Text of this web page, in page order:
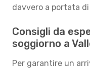
davvero a portata
Consigli da
soggiorno a
Per garantire un